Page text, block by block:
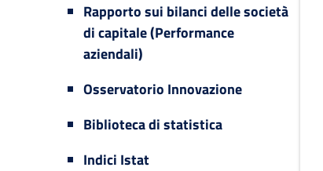
Rapporto sui bilanci delle società
di capitale (Performance
aziendali)
Osservatorio Innovazione
Biblioteca di statistica
Indici Istat